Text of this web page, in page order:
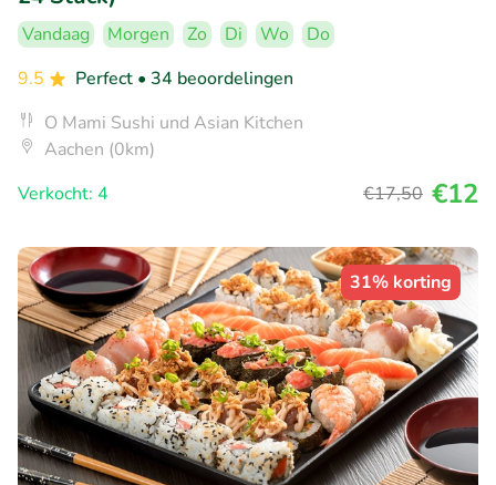
Vandaag Morgen Zo Di Wo
Do
9.5
Perfect • 34 beoordelingen
O Mami Sushi und Asian Kitchen
Aachen (0km)
Verkocht: 4
€17,50 €12
31% korting